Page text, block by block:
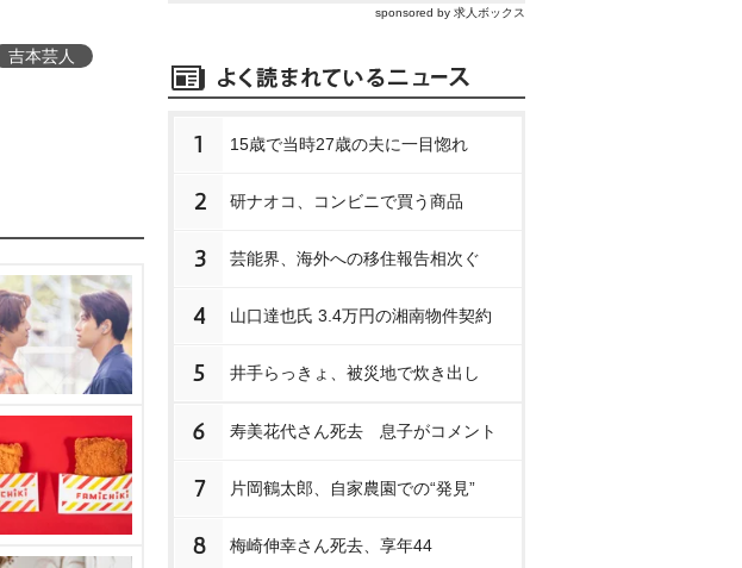
吉本芸人
sponsored by 求人ボックス
1 15歳で当時27歳の夫に一目惚れ
2 研ナオコ、コンビニで買う商品
3 芸能界、海外への移住報告相次ぐ
4 山口達也氏 3.4万円の湘南物件契約
5 井手らっきょ、被災地で炊き出し
6 寿美花代さん死去 息子がコメント
7 片岡鶴太郎、自家農園での“発見”
8 梅崎伸幸さん死去、享年44